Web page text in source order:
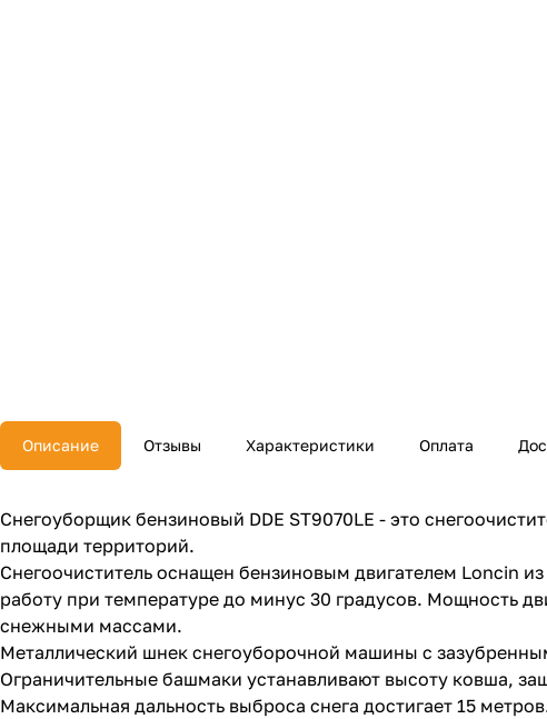
Описание Отзывы Характеристики Оплата
Снегоуборщик бензиновый DDE ST9070LE - это
площади территорий.
Снегоочиститель оснащен бензиновым двигателем Loncin
работу при температуре до минус 30 градусов. Мощность
снежными массами.
Металлический шнек снегоуборочной машины с
Ограничительные башмаки устанавливают высоту ковша,
Максимальная дальность выброса снега достигает 15